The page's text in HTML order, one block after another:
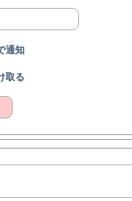
通知
取る